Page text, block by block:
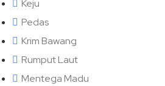
Keju
Pedas
Krim Bawang
Rumput Laut
Mentega Madu